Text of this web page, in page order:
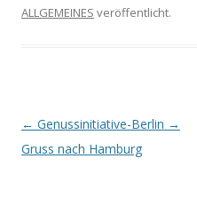
ALLGEMEINES veröffentlicht.
Beitrags-
Navigation
← Genussinitiative-Berlin →
Gruss nach Hamburg